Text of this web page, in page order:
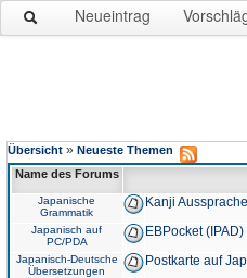
Neueintrag
Übersicht » Neueste Themen
Name des Forums
Japanische
Grammatik
Kanji Aussprache
Japanisch auf
PC/PDA
EBPocket (IPAD)
Japanisch-Deutsche
Übersetzungen
Postkarte auf